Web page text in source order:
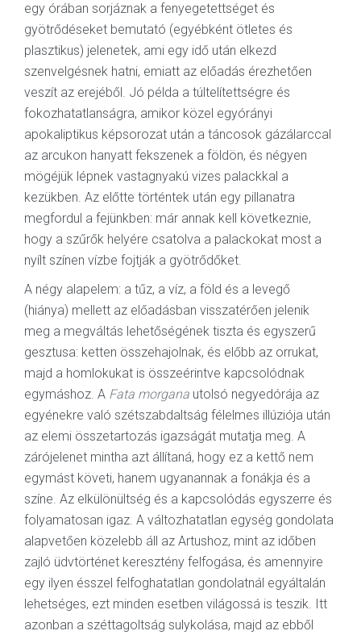
egy órában sorjáznak a fenyegetettséget és
gyötrődéseket bemutató (egyébként ötletes és
plasztikus) jelenetek, ami egy idő után elkezd
szenvelgésnek hatni, emiatt az előadás érezhetően
veszít az erejéből. Jó példa a túltelítettségre és
fokozhatatlanságra, amikor közel egyórányi
apokaliptikus képsorozat után a táncosok gázálarccal
az arcukon hanyatt fekszenek a földön, és négyen
mögéjük lépnek vastagnyakú vizes palackkal a
kezükben. Az előtte történtek után egy pillanatra
megfordul a fejünkben: már annak kell következnie,
hogy a szűrők helyére csatolva a palackokat most a
nyílt színen vízbe fojtják a gyötrődőket.
A négy alapelem: a tűz, a víz, a föld és a levegő
(hiánya) mellett az előadásban visszatérően jelenik
meg a megváltás lehetőségének tiszta és egyszerű
gesztusa: ketten összehajolnak, és előbb az orrukat,
majd a homlokukat is összeérintve kapcsolódnak
egymáshoz. A Fata morgana utolsó negyedórája az
egyénekre való szétszabdaltság félelmes illúziója után
az elemi összetartozás igazságát mutatja meg. A
zárójelenet mintha azt állítaná, hogy ez a kettő nem
egymást követi, hanem ugyanannak a fonákja és a
színe. Az elkülönültség és a kapcsolódás egyszerre és
folyamatosan igaz. A változhatatlan egység gondolata
alapvetően közelebb áll az Artushoz, mint az időben
zajló üdvtörténet keresztény felfogása, és amennyire
egy ilyen ésszel felfoghatatlan gondolatnál egyáltalán
lehetséges, ezt minden esetben világossá is teszik. Itt
azonban a széttagoltság sulykolása, majd az ebből